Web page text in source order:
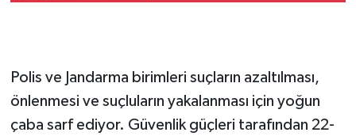
Polis ve Jandarma birimleri suçların azaltılması,
önlenmesi ve suçluların yakalanması için yoğun
çaba sarf ediyor. Güvenlik güçleri tarafından 22-